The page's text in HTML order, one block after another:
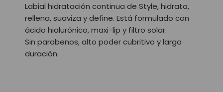
Labial hidratación continua de Style, hidrata,
rellena, suaviza y define. Está formulado con
ácido hialurónico, maxi-lip y filtro solar.
Sin parabenos, alto poder cubritivo y larga
duración.